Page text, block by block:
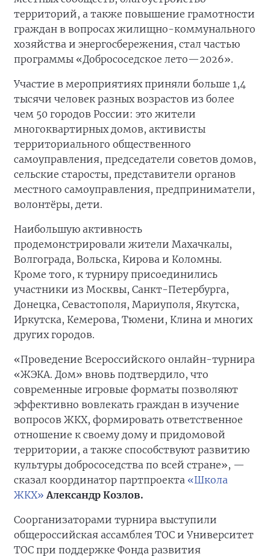
территорий, а также повышение грамотности
граждан в вопросах жилищно-коммунального
хозяйства и энергосбережения, стал частью
программы «Добрососедское лето—2026».
Участие в мероприятиях приняли больше 1,4
тысячи человек разных возрастов из более
чем 50 городов России: это жители
многоквартирных домов, активисты
территориального общественного
самоуправления, председатели советов домов,
сельские старосты, представители органов
местного самоуправления, предприниматели,
волонтёры, дети.
Наибольшую активность
продемонстрировали жители Махачкалы,
Волгограда, Вольска, Кирова и Коломны.
Кроме того, к турниру присоединились
участники из Москвы, Санкт-Петербурга,
Донецка, Севастополя, Мариуполя, Якутска,
Иркутска, Кемерова, Тюмени, Клина и многих
других городов.
«Проведение Всероссийского онлайн-турнира
«ЖЭКА. Дом» вновь подтвердило, что
современные игровые форматы позволяют
эффективно вовлекать граждан в изучение
вопросов ЖКХ, формировать ответственное
отношение к своему дому и придомовой
территории, а также способствуют развитию
культуры добрососедства по всей стране», —
сказал координатор партпроекта «Школа
ЖКХ» Александр Козлов.
Соорганизаторами турнира выступили
общероссийская ассамблея ТОС и Университет
ТОС при поддержке Фонда развития